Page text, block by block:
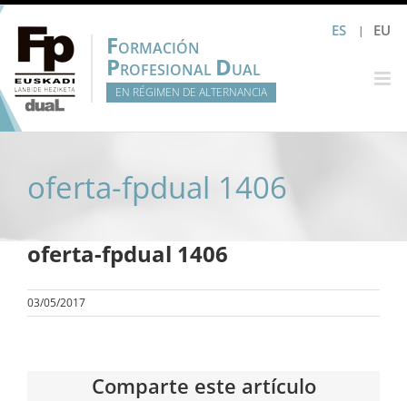
Saltar
contenido
ES EU
FORMACIÓN
PROFESIONAL DUAL
EN RÉGIMEN DE ALTERNANCIA
oferta-fpdual 1406
oferta-fpdual 1406
03/05/2017
Comparte este artículo